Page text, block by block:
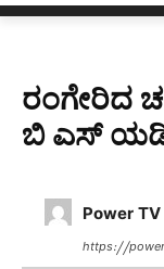
ರಂಗೇರಿದ
ಬಿ ಎಸ್
Power
https://